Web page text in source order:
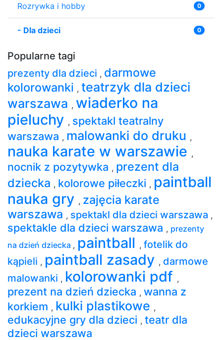
Rozrywka i hobby 0
- Dla dzieci 0
Popularne tagi
prezenty dla dzieci , darmowe
kolorowanki , teatrzyk dla dzieci
warszawa , wiaderko na
pieluchy , spektakl teatralny
warszawa , malowanki do druku ,
nauka karate w warszawie ,
nocnik z pozytywka , prezent dla
dziecka , kolorowe piłeczki , paintball
nauka gry , zajęcia karate
warszawa , spektakl dla dzieci warszawa ,
spektakle dla dzieci warszawa , prezenty
na dzień dziecka , paintball , fotelik do
kąpieli , paintball zasady , darmowe
malowanki , kolorowanki pdf ,
prezent na dzień dziecka , wanna z
korkiem , kulki plastikowe ,
edukacyjne gry dla dzieci , teatr dla
dzieci warszawa